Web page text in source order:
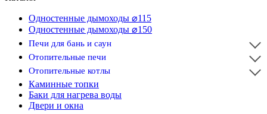
Одностенные дымоходы ⌀115
Одностенные дымоходы ⌀150
Печи для бань и саун
Отопительные печи
Отопительные котлы
Каминные топки
Баки для нагрева воды
Двери и окна